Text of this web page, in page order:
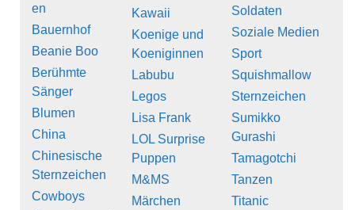
en
Bauernhof
Beanie Boo
Berühmte
Sänger
Blumen
China
Chinesische
Sternzeichen
Cowboys
Kawaii
Koenige und
Koeniginnen
Labubu
Legos
Lisa Frank
LOL Surprise
Puppen
M&MS
Märchen
Soldaten
Soziale Medien
Sport
Squishmallow
Sternzeichen
Sumikko
Gurashi
Tamagotchi
Tanzen
Titanic